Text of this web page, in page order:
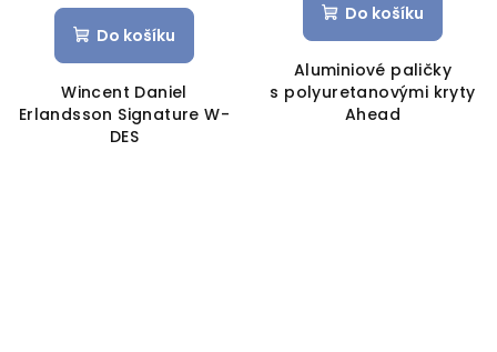
Do košíku
Wincent Daniel
Erlandsson Signature W-
DES
Do košíku
Aluminiové paličky
s polyuretanovými kryty
Ahead